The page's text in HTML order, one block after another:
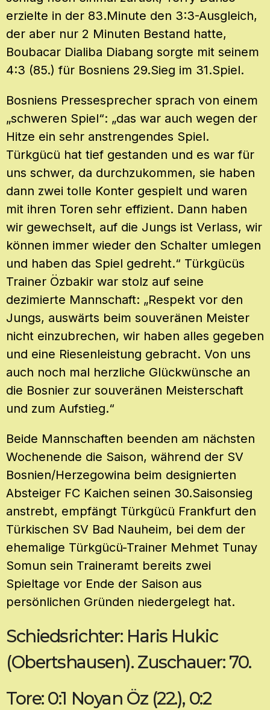
erzielte in der 83.Minute den 3:3-Ausgleich,
der aber nur 2 Minuten Bestand hatte,
Boubacar Dialiba Diabang sorgte mit seinem
4:3 (85.) für Bosniens 29.Sieg im 31.Spiel.
Bosniens Pressesprecher sprach von einem
„schweren Spiel“: „das war auch wegen der
Hitze ein sehr anstrengendes Spiel.
Türkgücü hat tief gestanden und es war für
uns schwer, da durchzukommen, sie haben
dann zwei tolle Konter gespielt und waren
mit ihren Toren sehr effizient. Dann haben
wir gewechselt, auf die Jungs ist Verlass, wir
können immer wieder den Schalter umlegen
und haben das Spiel gedreht.“ Türkgücüs
Trainer Özbakir war stolz auf seine
dezimierte Mannschaft: „Respekt vor den
Jungs, auswärts beim souveränen Meister
nicht einzubrechen, wir haben alles gegeben
und eine Riesenleistung gebracht. Von uns
auch noch mal herzliche Glückwünsche an
die Bosnier zur souveränen Meisterschaft
und zum Aufstieg.“
Beide Mannschaften beenden am nächsten
Wochenende die Saison, während der SV
Bosnien/Herzegowina beim designierten
Absteiger FC Kaichen seinen 30.Saisonsieg
anstrebt, empfängt Türkgücü Frankfurt den
Türkischen SV Bad Nauheim, bei dem der
ehemalige Türkgücü-Trainer Mehmet Tunay
Somun sein Traineramt bereits zwei
Spieltage vor Ende der Saison aus
persönlichen Gründen niedergelegt hat.
Schiedsrichter: Haris Hukic
(Obertshausen). Zuschauer: 70.
Tore: 0:1 Noyan Öz (22.), 0:2